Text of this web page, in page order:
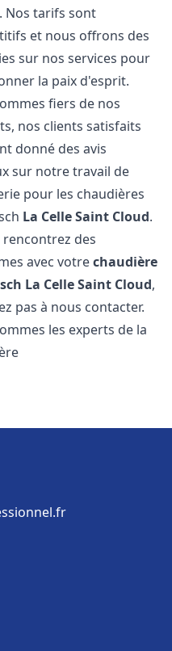
Nos tarifs sont
et nous offrons des
sur nos services pour
la paix d'esprit.
fiers de nos
nos clients satisfaits
donné des avis
sur notre travail de
pour les chaudières
La Celle Saint Cloud.
rencontrez des
avec votrechaudière
La Celle Saint Cloud,
pas à nous contacter.
les experts de la